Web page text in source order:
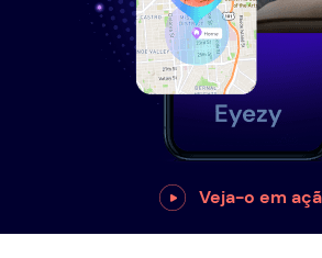
Veja-o em